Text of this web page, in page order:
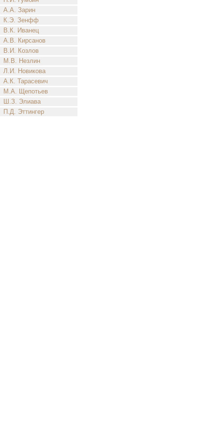
А.А. Зарин
К.Э. Зенфф
В.К. Иванец
А.В. Кирсанов
В.И. Козлов
М.В. Незлин
Л.И. Новикова
А.К. Тарасевич
М.А. Щепотьев
Ш.З. Элиава
П.Д. Эттингер